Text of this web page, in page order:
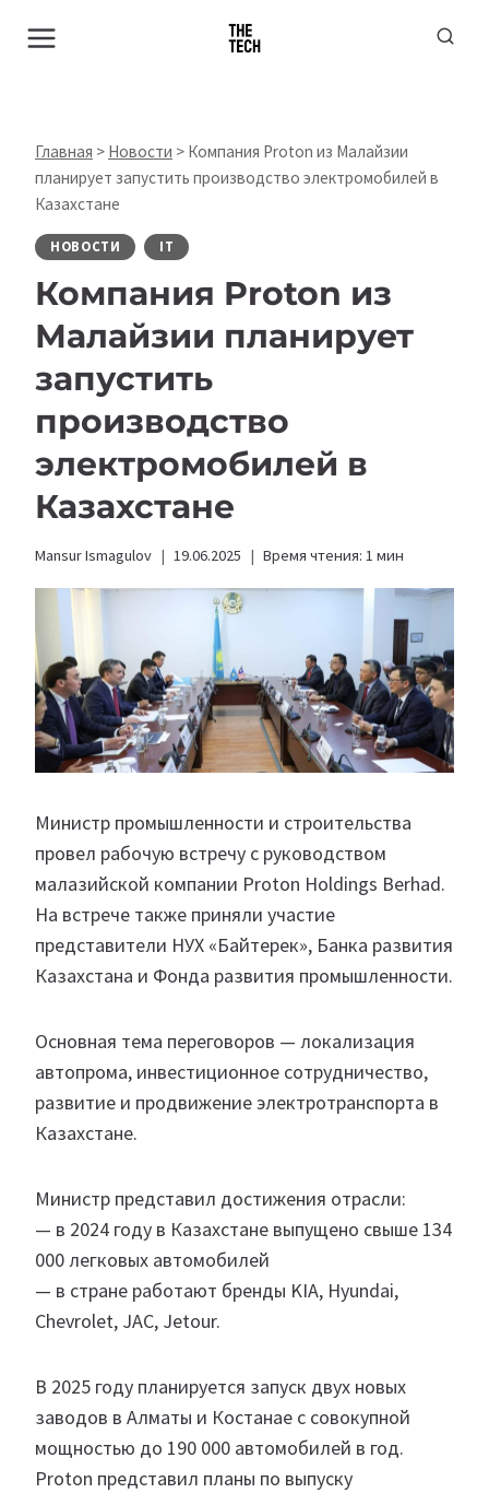
Главная > Новости > Компания Proton из Малайзии
планирует запустить производство электромобилей в
Казахстане
НОВОСТИ IT
Компания Proton из
Малайзии планирует
запустить
производство
электромобилей в
Казахстане
Mansur Ismagulov 19.06.2025 Время чтения: 1 мин
Министр промышленности и строительства
провел рабочую встречу с руководством
малазийской компании Proton Holdings Berhad.
На встрече также приняли участие
представители НУХ «Байтерек», Банка развития
Казахстана и Фонда развития промышленности.
Основная тема переговоров — локализация
автопрома, инвестиционное сотрудничество,
развитие и продвижение электротранспорта в
Казахстане.
Министр представил достижения отрасли:
— в 2024 году в Казахстане выпущено свыше 134
000 легковых автомобилей
— в стране работают бренды KIA, Hyundai,
Chevrolet, JAC, Jetour.
В 2025 году планируется запуск двух новых
заводов в Алматы и Костанае с совокупной
мощностью до 190 000 автомобилей в год.
Proton представил планы по выпуску